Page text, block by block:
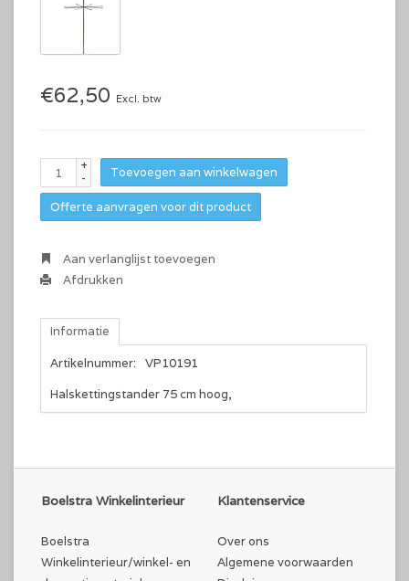
€62,50 Excl. btw
+
-
Toevoegen aan winkelwagen
Offerte aanvragen voor dit product
Aan verlanglijst toevoegen
Afdrukken
Informatie
Artikelnummer:
VP10191
Halskettingstander 75 cm hoog,
Boelstra Winkelinterieur
Boelstra
Winkelinterieur/winkel- en
Klantenservice
Over ons
Algemene voorwaarden